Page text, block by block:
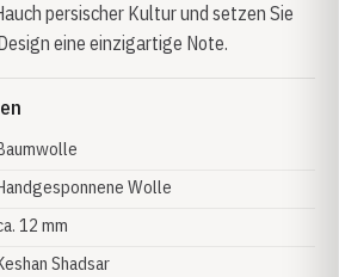
persischer Kultur und setzen Sie
eine einzigartige Note.
Wolle
12 mm
Shadsar